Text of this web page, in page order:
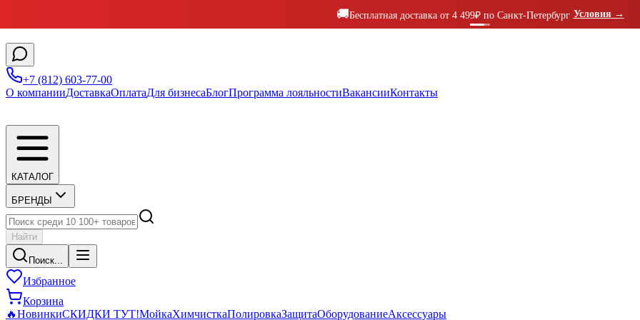
🚚Бесплатная доставка от 4 499₽ по Санкт-Петербург Условия →
+7 (812) 603-77-00
О компанииДоставкаОплатаДля бизнесаБлогПрограмма лояльностиВакансииКонтакты
КАТАЛОГ
БРЕНДЫ
Найти
Поиск...
Избранное
Корзина
🔥НовинкиСКИДКИ ТУТ!МойкаХимчисткаПолировкаЗащитаОборудованиеАксессуары